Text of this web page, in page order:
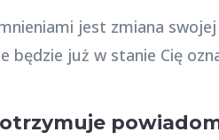
jest zmiana
będzie już w stanie Cię